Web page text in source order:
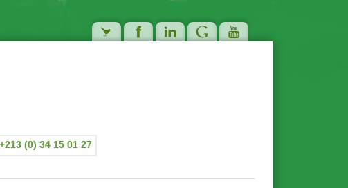
(0) 34 15 01 27